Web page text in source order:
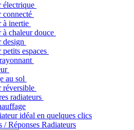
électrique
connecté
à inertie
à chaleur douce
design
espaces
au sol
réversible
radiateurs
idéal en quelques clics
/ Réponses Radiateurs